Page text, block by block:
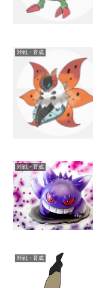
対戦・育成
対戦・育成
対戦・育成